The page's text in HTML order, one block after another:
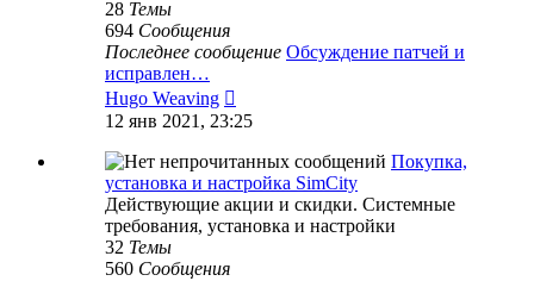
28 Темы
694 Сообщения
Последнее сообщение Обсуждение патчей и
исправлен…
Hugo Weaving
к
сообщению
12 янв 2021, 23:25
Покупка,
установка и настройка SimCity
Действующие акции и скидки. Системные
требования, установка и настройки
32 Темы
560 Сообщения